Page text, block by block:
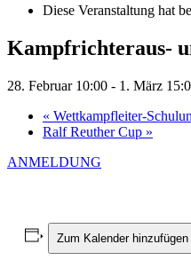
Diese Veranstaltung hat
Kampfrichteraus-
28. Februar 10:00 - 1. März
« Wettkampfleiter-
Ralf Reuther Cup »
ANMELDUNG
Zum Kalender hinzufügen